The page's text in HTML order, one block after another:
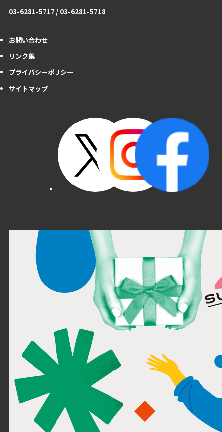
03-6281-5717 / 03-6281-5718
お問い合わせ
リンク集
プライバシーポリシー
サイトマップ